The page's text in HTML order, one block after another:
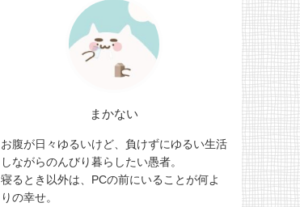
まかない
お腹が日々ゆるいけど、負けずにゆるい生活
しながらのんびり暮らしたい愚者。
寝るとき以外は、PCの前にいることが何よ
りの幸せ。